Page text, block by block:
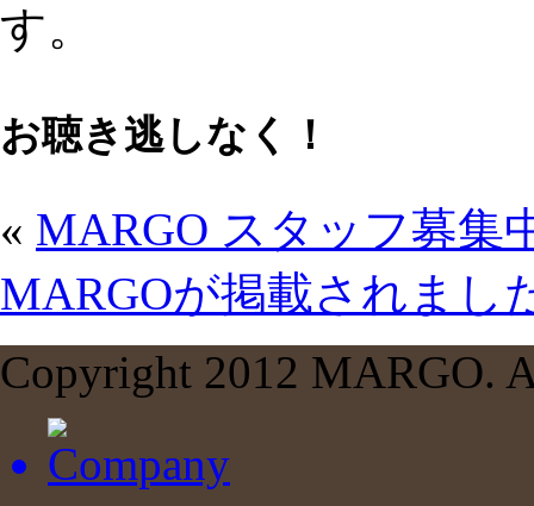
す。
お聴き逃しなく！
« MARGO スタッフ募集
MARGOが掲載されまし
Copyright 2012 MARGO.